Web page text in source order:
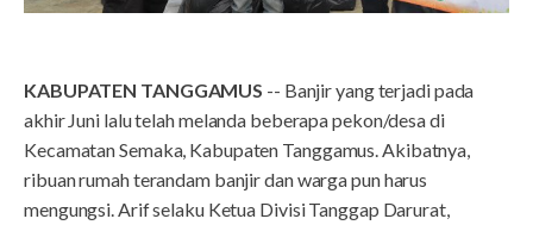
KABUPATEN TANGGAMUS -- Banjir yang terjadi pada
akhir Juni lalu telah melanda beberapa pekon/desa di
Kecamatan Semaka, Kabupaten Tanggamus. Akibatnya,
ribuan rumah terandam banjir dan warga pun harus
mengungsi. Arif selaku Ketua Divisi Tanggap Darurat,